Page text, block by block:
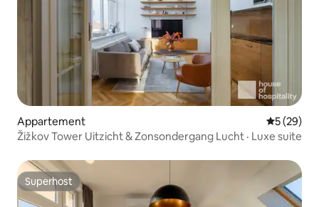
Appartement
5 (29)
Žižkov Tower Uitzicht & Zonsondergang Lucht · Luxe suite
Superhost
Superhost